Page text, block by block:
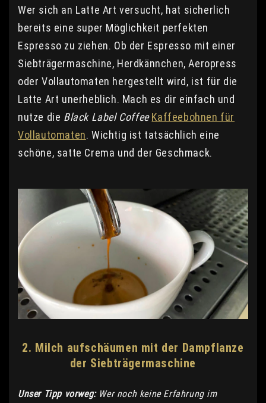
Wer sich an Latte Art versucht, hat sicherlich
bereits eine super Möglichkeit perfekten
Espresso zu ziehen. Ob der Espresso mit einer
Siebträgermaschine, Herdkännchen, Aeropress
oder Vollautomaten hergestellt wird, ist für die
Latte Art unerheblich. Mach es dir einfach und
nutze die Black Label Coffee Kaffeebohnen für
Vollautomaten. Wichtig ist tatsächlich eine
schöne, satte Crema und der Geschmack.
2. Milch aufschäumen mit der Dampflanze
der Siebträgermaschine
Unser Tipp vorweg:Wer noch keine Erfahrung im